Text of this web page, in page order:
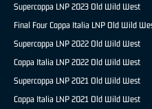
Supercoppa LNP 2023 Old Wild West
Final Four Coppa Italia LNP Old Wild
Supercoppa LNP 2022 Old Wild West
Coppa Italia LNP 2022 Old Wild West
Supercoppa LNP 2021 Old Wild West
Coppa Italia LNP 2021 Old Wild West